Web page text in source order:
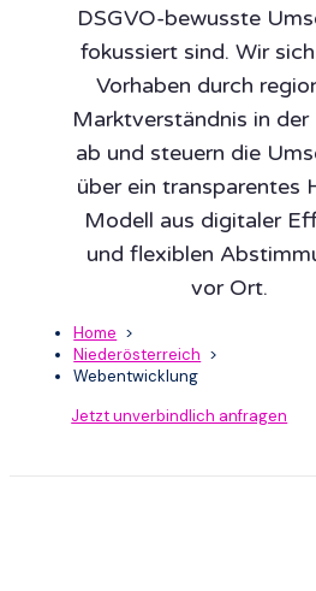
DSGVO-bewusste
fokussiert sind. Wir
Vorhaben durch
Marktverständnis in der
ab und steuern die
über ein transparentes
Modell aus digitaler
und flexiblen
vor Ort.
Home >
Niederösterreich >
Webentwicklung
Jetzt unverbindlich anfragen